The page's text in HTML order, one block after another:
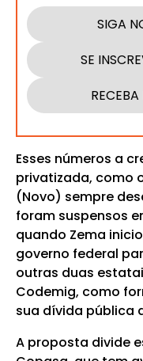
SIGA
SE
Esses números a
privatizada, como
(Novo) sempre
foram suspensos
quando Zema
governo federal
outras duas
Codemig, como
sua dívida pública
A proposta divide